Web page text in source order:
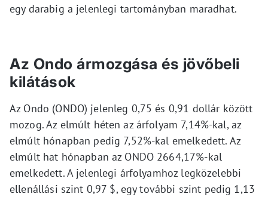
egy darabig a jelenlegi tartományban maradhat.
Az Ondo ármozgása és jövőbeli
kilátások
Az Ondo (ONDO) jelenleg 0,75 és 0,91 dollár között
mozog. Az elmúlt héten az árfolyam 7,14%-kal, az
elmúlt hónapban pedig 7,52%-kal emelkedett. Az
elmúlt hat hónapban az ONDO 2664,17%-kal
emelkedett. A jelenlegi árfolyamhoz legközelebbi
ellenállási szint 0,97 $, egy további szint pedig 1,13